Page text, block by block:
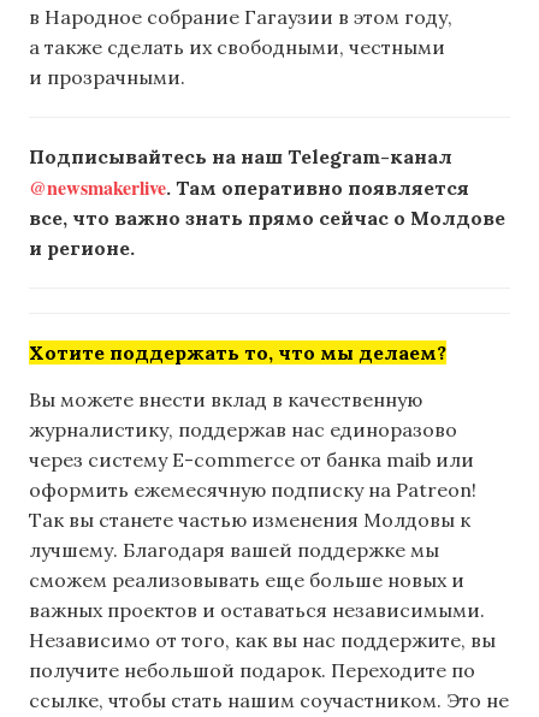
в Народное собрание Гагаузии в этом году,
а также сделать их свободными, честными
и прозрачными.
Подписывайтесь на наш Telegram-канал
@newsmakerlive. Там оперативно появляется
все, что важно знать прямо сейчас о Молдове
и регионе.
Хотите поддержать то, что мы делаем?
Вы можете внести вклад в качественную
журналистику, поддержав нас единоразово
через систему E-commerce от банка maib или
оформить ежемесячную подписку на Patreon!
Так вы станете частью изменения Молдовы к
лучшему. Благодаря вашей поддержке мы
сможем реализовывать еще больше новых и
важных проектов и оставаться независимыми.
Независимо от того, как вы нас поддержите, вы
получите небольшой подарок. Переходите по
ссылке, чтобы стать нашим соучастником. Это не